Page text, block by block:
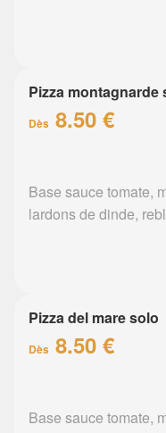
Pizza montagnarde
Dès 8.50 €
Base sauce tomate,
lardons de dinde,
Pizza del mare solo
Dès 8.50 €
Base sauce tomate,